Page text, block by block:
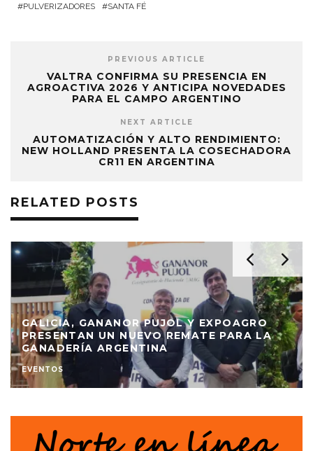
PULVERIZADORES
SANTA FÉ
PREVIOUS ARTICLE
VALTRA CONFIRMA SU PRESENCIA EN
AGROACTIVA 2026 Y ANTICIPA NOVEDADES
PARA EL CAMPO ARGENTINO
NEXT ARTICLE
AUTOMATIZACIÓN Y ALTO RENDIMIENTO:
NEW HOLLAND PRESENTA LA COSECHADORA
CR11 EN ARGENTINA
RELATED POSTS
GALICIA, GANANOR PUJOL Y EXPOAGRO
PRESENTAN UN NUEVO REMATE PARA LA
GANADERÍA ARGENTINA
EVENTOS